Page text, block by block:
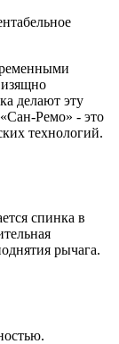
делают эту
Ремо» - это
технологий.
спинка в
рычага.